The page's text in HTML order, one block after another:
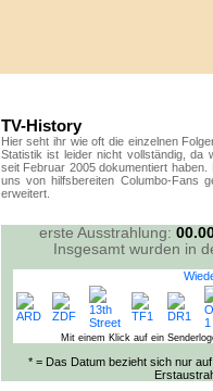
TV-History
Hier seht ihr wie oft die einzelnen
Statistik ist leider nicht vollständig, da
seit Februar 2005 dokumentiert
uns von hilfsbereiten Columbo-Fans
erweitert.
erste Ausstrahlung:
Insgesamt wurden in
Mit einem Klick auf ein
* = Das Datum bezieht sich nur